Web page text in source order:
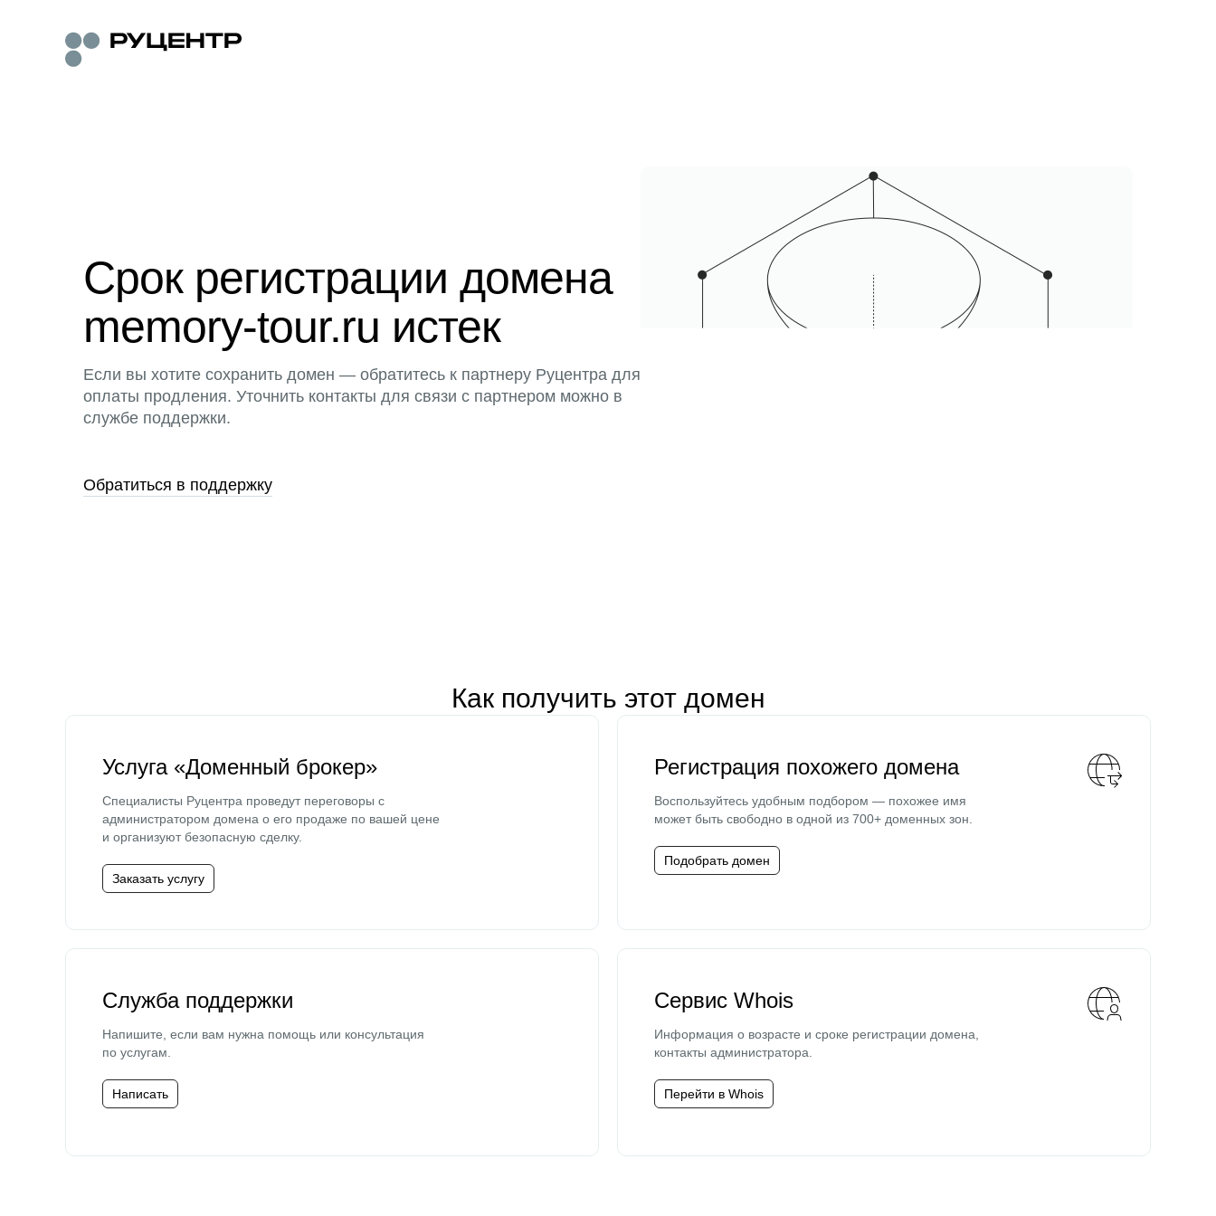
Срок регистрации домена
memory-tour.ru истек
Если вы хотите сохранить домен — обратитесь к партнеру Руцентра для
оплаты продления. Уточнить контакты для связи с партнером можно в
службе поддержки.
Обратиться в поддержку
Как получить этот домен
Услуга «Доменный брокер»
Специалисты Руцентра проведут переговоры с
администратором домена о его продаже по вашей цене
и организуют безопасную сделку.
Заказать услугу
Регистрация похожего домена
Воспользуйтесь удобным подбором — похожее имя
может быть свободно в одной из 700+ доменных зон.
Подобрать домен
Служба поддержки
Напишите, если вам нужна помощь или консультация
по услугам.
Написать
Сервис Whois
Информация о возрасте и сроке регистрации домена,
контакты администратора.
Перейти в Whois